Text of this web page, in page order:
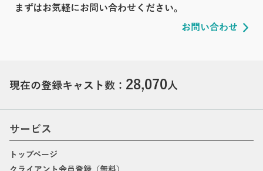
まずはお気軽にお問い合わせください。
お問い合わせ
現在の登録キャスト数： 28,070人
サービス
トップページ